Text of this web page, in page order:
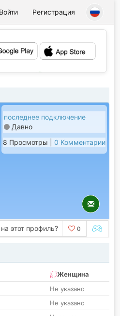
Войти Регистрация
💕
последнее подключение
Давно
8 Просмотры | 0 Комментарии
этот профиль? 0
Женщина
Не указано
Не указано